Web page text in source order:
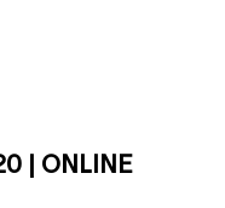
| ONLINE